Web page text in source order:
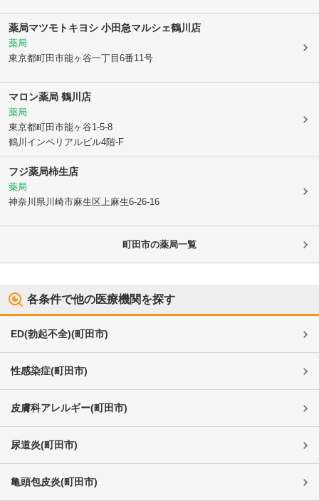
薬局マツモトキヨシ 小田急マルシェ鶴川店
薬局
東京都町田市能ヶ谷一丁目6番11号
マロン薬局 鶴川店
薬局
東京都町田市能ヶ谷1-5-8
鶴川インペリアルビル4階-F
フジ薬局柿生店
薬局
神奈川県川崎市麻生区 上麻生6-26-16
町田市の薬局一覧
各条件で他の医療機関を探す
ED(勃起不全)(町田市)
性感染症(町田市)
皮膚科アレルギー(町田市)
尿道炎(町田市)
亀頭包皮炎(町田市)